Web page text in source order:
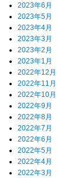
2023年6月
2023年5月
2023年4月
2023年3月
2023年2月
2023年1月
2022年12月
2022年11月
2022年10月
2022年9月
2022年8月
2022年7月
2022年6月
2022年5月
2022年4月
2022年3月